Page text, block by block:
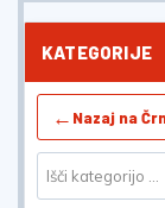
KATEGORIJE
← Nazaj na